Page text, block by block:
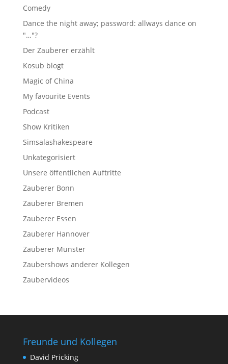
Comedy
Dance the night away; password: allways dance on
"…"?
Der Zauberer erzählt
Kosub blogt
Magic of China
My favourite Events
Podcast
Show Kritiken
Simsalashakespeare
Unkategorisiert
Unsere öffentlichen Auftritte
Zauberer Bonn
Zauberer Bremen
Zauberer Essen
Zauberer Hannover
Zauberer Münster
Zaubershows anderer Kollegen
Zaubervideos
Freunde und Kollegen
David Pricking